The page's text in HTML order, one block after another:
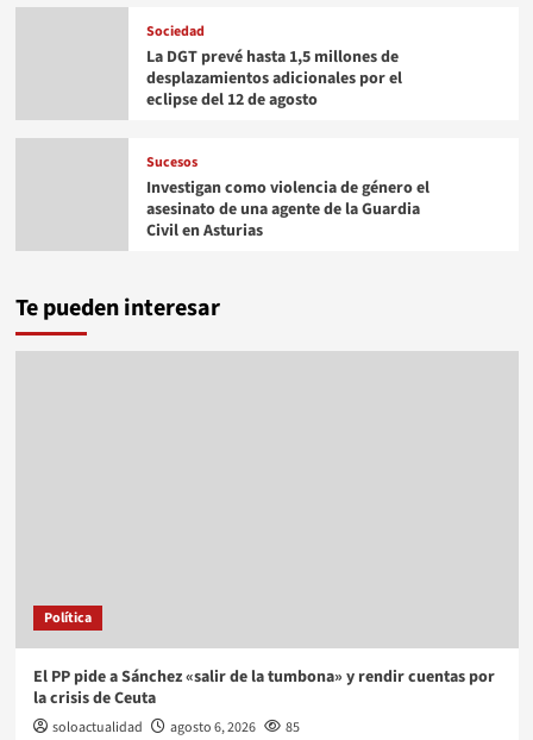
Sociedad
La DGT prevé hasta 1,5 millones de
desplazamientos adicionales por el
eclipse del 12 de agosto
Sucesos
Investigan como violencia de género el
asesinato de una agente de la Guardia
Civil en Asturias
Te pueden interesar
Política
El PP pide a Sánchez «salir de la tumbona» y rendir cuentas por
la crisis de Ceuta
soloactualidad agosto 6, 2026 85